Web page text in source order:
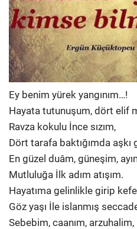
Ey benim yürek yangınım…!
Hayata tutunuşum, dört elif
Ravza kokulu İnce sızım,
Dört tarafa baktığımda aşkı
En güzel duâm, güneşim,
Mutluluğa İlk adım atışım.
Hayatıma gelinlikle girip
Göz yaşı İle islanmış
Sebebim, caanım, arzuhalim,